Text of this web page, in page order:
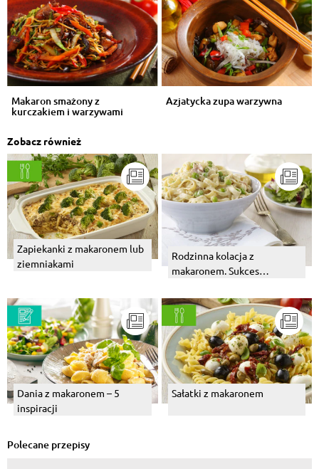
Makaron smażony z
kurczakiem i warzywami
Azjatycka zupa warzywna
Zobacz również
Zapiekanki z makaronem lub
ziemniakami
Rodzinna kolacja z
makaronem. Sukces
Dania z makaronem – 5
inspiracji
Sałatki z makaronem
Polecane przepisy